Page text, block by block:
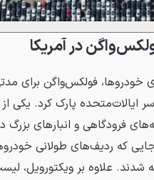
در آمریکا
خودروها، فولکس‌واگن برای
ایالات‌متحده پارک کرد. یکی
فرودگاهی و انبارهای بزرگ در
که ردیف‌های طولانی
شدند. علاوه بر ویکتورویل،